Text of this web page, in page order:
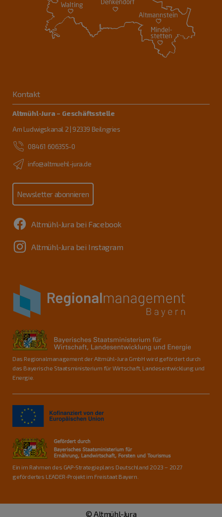
Kontakt
Altmühl-Jura – Geschäftsstelle
Am Ludwigskanal 2 | 92339 Beilngries
08461 606355-0
info@altmuehl-jura.de
Newsletter abonnieren
Altmühl-Jura bei Facebook
Altmühl-Jura bei Instagram
Das Regionalmanagement der Altmühl-Jura GmbH wird gefördert durch
das Bayerische Staatsministerium für Wirtschaft, Landesentwicklung und
Energie.
Ein im Rahmen des GAP-Strategieplans Deutschland 2023 – 2027
gefördertes LEADER-Projekt im Freistaat Bayern.
© Altmühl-Jura